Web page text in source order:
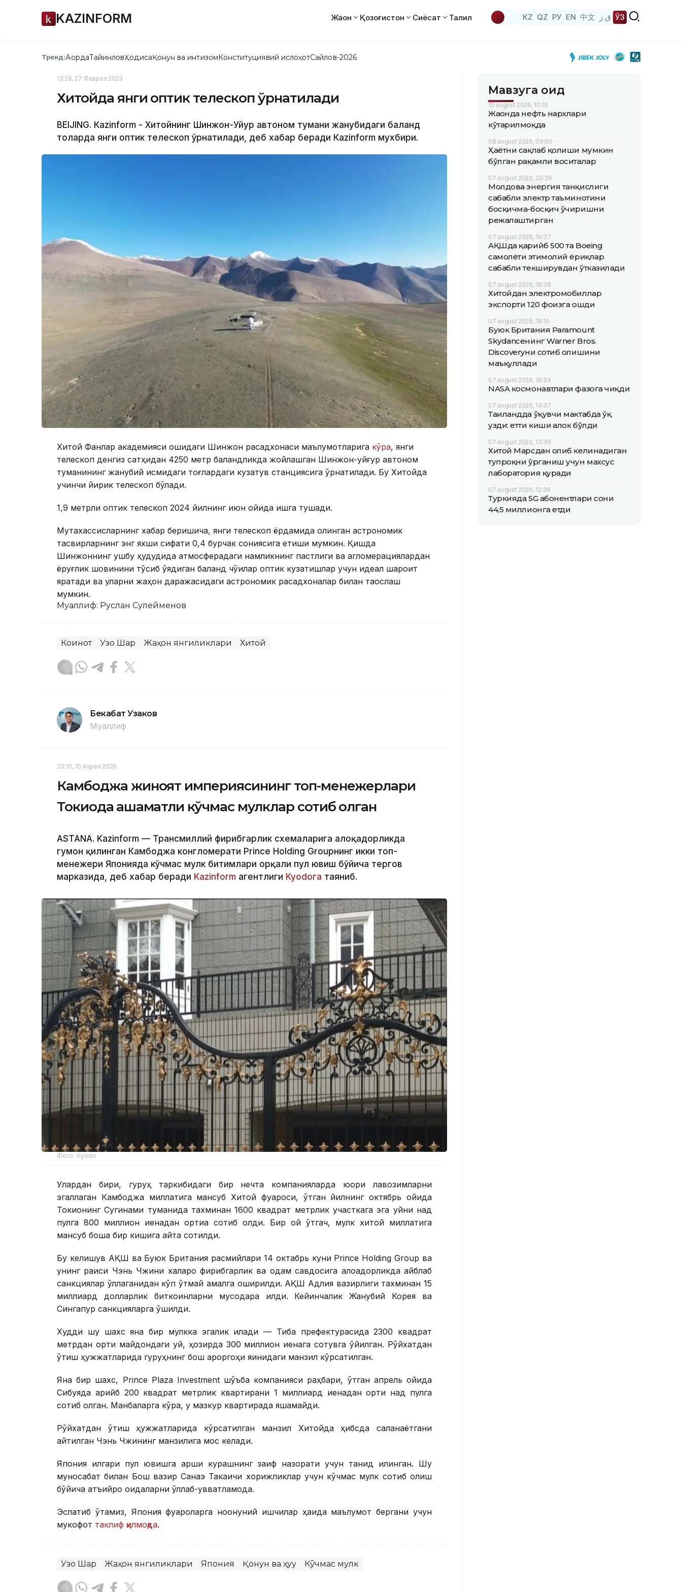
KAZINFORM Жаҳон Қозоғистон Сиёсат Таҳлил KZ QZ РУ EN 中文 ق ز ЎЗ
Тренд:АқордаТайинловҲодисаҚонун ва интизомКонституциявий ислоҳотСайлов-2026
13:29, 27 Феврал 2023
Хитойда янги оптик телескоп ўрнатилади
BEIJING. Кazinform - Хитойнинг Шинжон-Уйғур автоном тумани жанубидаги баланд
тоғларда янги оптик телескоп ўрнатилади, деб хабар беради Кazinform мухбири.
Хитой Фанлар академияси қошидаги Шинжон расадхонаси маълумотларига кўра, янги
телескоп денгиз сатҳидан 4250 метр баландликда жойлашган Шинжон-уйғур автоном
туманининг жанубий қисмидаги тоғлардаги кузатув станциясига ўрнатилади. Бу Хитойда
учинчи йирик телескоп бўлади.
1,9 метрли оптик телескоп 2024 йилнинг июн ойида ишга тушади.
Мутахассисларнинг хабар беришича, янги телескоп ёрдамида олинган астрономик
тасвирларнинг энг яхши сифати 0,4 бурчак сониясига етиши мумкин. Қишда
Шинжоннинг ушбу ҳудудида атмосферадаги намликнинг пастлиги ва агломерациялардан
ёруғлик шовқинини тўсиб қўядиган баланд чўққилар оптик кузатишлар учун идеал шароит
яратади ва уларни жаҳон даражасидаги астрономик расадхоналар билан таққослаш
мумкин.
Муаллиф: Руслан Сулейменов
Коинот Узоқ Шарқ Жаҳон янгиликлари Хитой
Бекабат Узаков
Муаллиф
20:10, 10 Апрел 2026
Камбоджа жиноят империясининг топ-менежерлари
Токиода ҳашаматли кўчмас мулклар сотиб олган
ASTANA. Kazinform — Трансмиллий фирибгарлик схемаларига алоқадорликда
гумон қилинган Камбоджа конгломерати Prince Holding Groupнинг икки топ-
менежери Японияда кўчмас мулк битимлари орқали пул ювиш бўйича тергов
марказида, деб хабар беради Kazinform агентлиги Kyodoга таяниб.
Фото: Kyodo
Улардан бири, гуруҳ таркибидаги бир нечта компанияларда юқори лавозимларни
эгаллаган Камбоджа миллатига мансуб Хитой фуқароси, ўтган йилнинг октябрь ойида
Токионинг Сугинами туманида тахминан 1600 квадрат метрлик участкага эга уйни нақд
пулга 800 миллион иенадан ортиққа сотиб олди. Бир ой ўтгач, мулк хитой миллатига
мансуб бошқа бир кишига қайта сотилди.
Бу келишув АҚШ ва Буюк Британия расмийлари 14 октабрь куни Prince Holding Group ва
унинг раиси Чэнь Чжини халқаро фирибгарлик ва одам савдосига алоқадорликда айблаб
санкциялар қўллаганидан кўп ўтмай амалга оширилди. АҚШ Адлия вазирлиги тахминан 15
миллиард долларлик биткоинларни мусодара қилди. Кейинчалик Жанубий Корея ва
Сингапур санкцияларга қўшилди.
Худди шу шахс яна бир мулкка эгалик қилади — Тиба префектурасида 2300 квадрат
метрдан ортиқ майдондаги уй, ҳозирда 300 миллион иенага сотувга қўйилган. Рўйхатдан
ўтиш ҳужжатларида гуруҳнинг бош қароргоҳи яқинидаги манзил кўрсатилган.
Яна бир шахс, Prince Plaza Investment шўъба компанияси раҳбари, ўтган апрель ойида
Сибуяда қарийб 200 квадрат метрлик квартирани 1 миллиард иенадан ортиқ нақд пулга
сотиб олган. Манбаларга кўра, у мазкур квартирада яшамайди.
Рўйхатдан ўтиш ҳужжатларида кўрсатилган манзил Хитойда ҳибсда сақланаётгани
айтилган Чэнь Чжининг манзилига мос келади.
Япония илгари пул ювишга қарши курашнинг заиф назорати учун танқид қилинган. Шу
муносабат билан Бош вазир Санаэ Такаичи хорижликлар учун кўчмас мулк сотиб олиш
бўйича қатъийроқ қоидаларни қўллаб-қувватламоқда.
Эслатиб ўтамиз, Япония фуқароларга ноқонуний ишчилар ҳақида маълумот бергани учун
мукофот таклиф қилмоқда.
Узоқ Шарқ Жаҳон янгиликлари Япония Қонун ва ҳуқуқ Кўчмас мулк
Мавзуга оид
10 avgust 2026, 10:10
Жаҳонда нефть нархлари
кўтарилмоқда
08 avgust 2026, 09:00
Ҳаётни сақлаб қолиши мумкин
бўлган рақамли воситалар
07 avgust 2026, 20:36
Молдова энергия танқислиги
сабабли электр таъминотини
босқичма-босқич ўчиришни
режалаштирган
07 avgust 2026, 19:37
АҚШда қарийб 500 та Boeing
самолёти эҳтимолий ёриқлар
сабабли текширувдан ўтказилади
07 avgust 2026, 18:38
Хитойдан электромобиллар
экспорти 120 фоизга ошди
07 avgust 2026, 18:10
Буюк Британия Paramount
Skydanceнинг Warner Bros.
Discoveryни сотиб олишини
маъқуллади
07 avgust 2026, 16:34
NASA космонавтлари фазога чиқди
07 avgust 2026, 14:37
Таиландда ўқувчи мактабда ўқ
узди: етти киши ҳалок бўлди
07 avgust 2026, 13:39
Хитой Марсдан олиб келинадиган
тупроқни ўрганиш учун махсус
лаборатория қуради
07 avgust 2026, 12:38
Туркияда 5G абонентлари сони
44,5 миллионга етди